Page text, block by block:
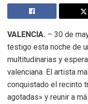
VALENCIA. – 30 de
testigo esta noche de
multitudinarias y
valenciana. El artista
conquistado el recinto
agotadas» y reunir a